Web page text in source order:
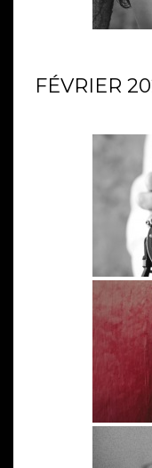
FÉVRIER